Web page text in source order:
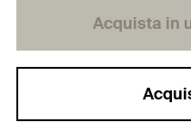
Acquista in